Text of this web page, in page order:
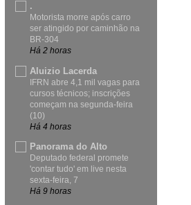
.
Motorista morre após carro
ser atingido por caminhão na
BR-304
Há 2 horas
Aluizio Lacerda
IFRN abre 4,1 mil vagas para
cursos técnicos; inscrições
começam na segunda-feira
(10)
Há 4 horas
Panorama do Alto
Deputado federal promete
'contar tudo' em live nesta
sexta-feira, 7
Há 9 horas